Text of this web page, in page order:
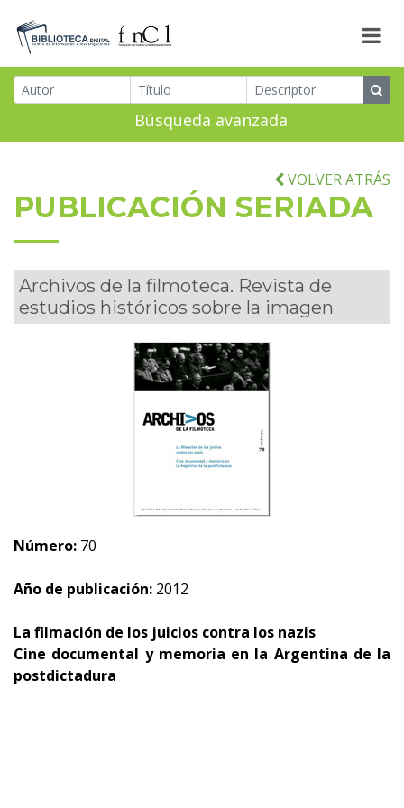
Búsqueda avanzada
VOLVER ATRÁS
PUBLICACIÓN SERIADA
Archivos de la filmoteca. Revista de
estudios históricos sobre la imagen
Número: 70
Año de publicación: 2012
La filmación de los juicios contra los nazis
Cine documental y memoria en la Argentina de la
postdictadura